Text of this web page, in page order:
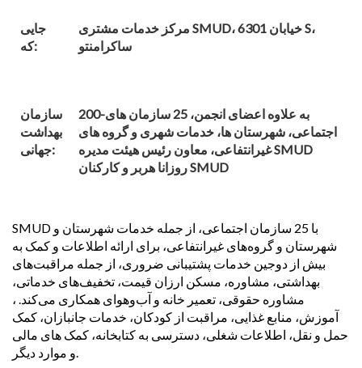
جایی
که:
مرکز خدمات مشتری SMUD، 6301 خیابان S،
ساکرامنتو
سازمان
بهداشت
جهانی:
200-به علاوه اعضای انجمن، 25 سازمان های
اجتماعی، شهرستان ها، خدمات شهری و گروه های
غیرانتفاعی، معاون رئیس هیئت مدیره SMUD
روزانا هربر و کارکنان SMUD
SMUD با 25 سازمان اجتماعی، از جمله خدمات شهرستان و
شهرستان و گروه‌های غیرانتفاعی، برای ارائه اطلاعات و کمک به
بیش از دوجین خدمات پشتیبانی ضروری، از جمله مراقبت‌های
بهداشتی، مشاوره، مسکن ارزان قیمت، تخفیف‌های خدماتی،
مشاوره حقوقی، تعمیر خانه و آب‌وهوای همکاری می‌کند. ،
آموزش، منابع غذایی، مراقبت از کودکان، خدمات جانبازان، کمک
حمل و نقل، اطلاعات شغلی، دسترسی به کتابخانه، کمک های مالی
و موارد دیگر.